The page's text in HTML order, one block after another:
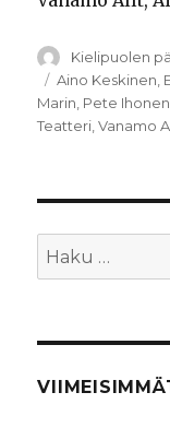
Kirjoittaja
Kielipuolen
Avainsanat
Aino Keskinen,
Marin, Pete Ihonen
Teatteri,Vanamo
Etsi: